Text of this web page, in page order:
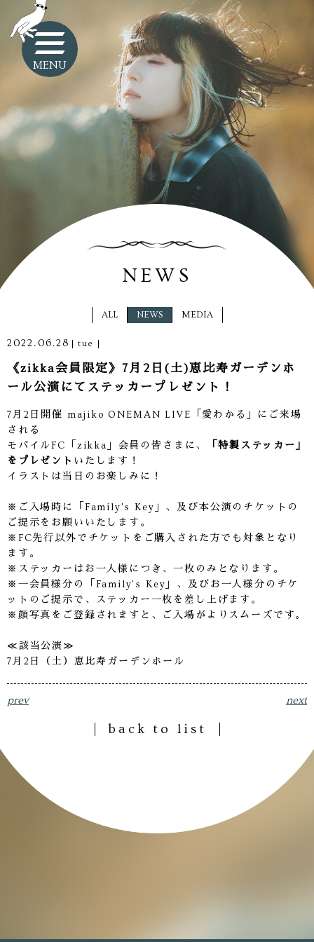
MENU
NEWS
ALL NEWS MEDIA
2022.06.28 tue
《zikka会員限定》7月2日(土)恵比寿ガーデンホ
ール公演にてステッカープレゼント！
7月2日開催 majiko ONEMAN LIVE「愛わかる」にご来場
される
モバイルFC「zikka」会員の皆さまに、
「特製ステッカー」
をプレゼント いたします！
イラストは当日のお楽しみに！
※ご入場時に「Family's Key」、及び本公演のチケットの
ご提示をお願いいたします。
※FC先行以外でチケットをご購入された方でも対象となり
ます。
※ステッカーはお一人様につき、一枚のみとなります。
※一会員様分の「Family's Key」、及びお一人様分のチケ
ットのご提示で、ステッカー一枚を差し上げます。
※顔写真をご登録されますと、ご入場がよりスムーズです。
≪該当公演≫
7月2日（土）恵比寿ガーデンホール
next
prev
back to list